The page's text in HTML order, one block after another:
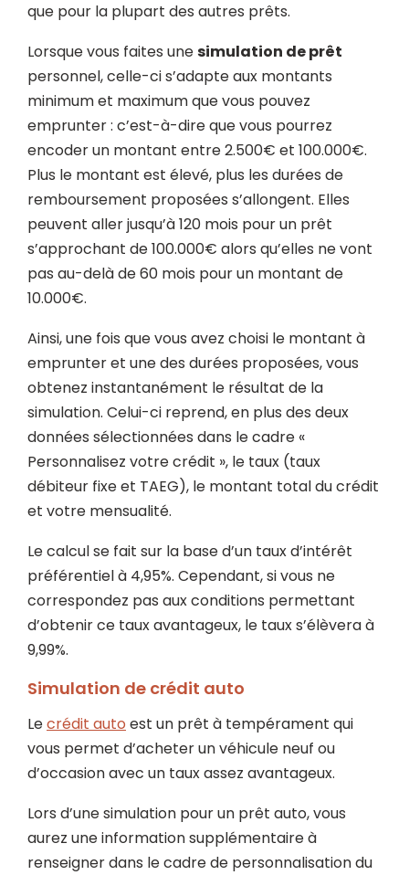
que pour la plupart des autres prêts.
Lorsque vous faites unesimulation de prêt
personnel, celle-ci s’adapte aux montants
minimum et maximum que vous pouvez
emprunter : c’est-à-dire que vous pourrez
encoder un montant entre 2.500€ et 100.000€.
Plus le montant est élevé, plus les durées de
remboursement proposées s’allongent. Elles
peuvent aller jusqu’à 120 mois pour un prêt
s’approchant de 100.000€ alors qu’elles ne vont
pas au-delà de 60 mois pour un montant de
10.000€.
Ainsi, une fois que vous avez choisi le montant à
emprunter et une des durées proposées, vous
obtenez instantanément le résultat de la
simulation. Celui-ci reprend, en plus des deux
données sélectionnées dans le cadre «
Personnalisez votre crédit », le taux (taux
débiteur fixe et TAEG), le montant total du crédit
et votre mensualité.
Le calcul se fait sur la base d’un taux d’intérêt
préférentiel à 4,95%. Cependant, si vous ne
correspondez pas aux conditions permettant
d’obtenir ce taux avantageux, le taux s’élèvera à
9,99%.
Simulation de crédit auto
Lecrédit auto est un prêt à tempérament qui
vous permet d’acheter un véhicule neuf ou
d’occasion avec un taux assez avantageux.
Lors d’une simulation pour un prêt auto, vous
aurez une information supplémentaire à
renseigner dans le cadre de personnalisation du